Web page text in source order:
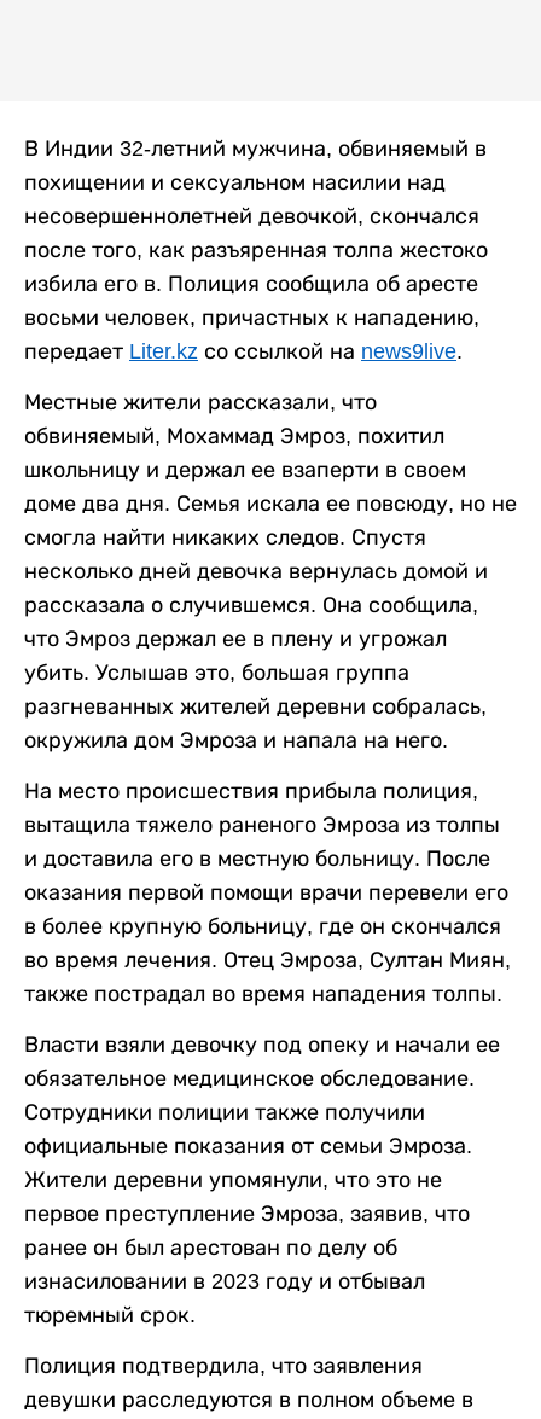
В Индии 32-летний мужчина, обвиняемый в
похищении и сексуальном насилии над
несовершеннолетней девочкой, скончался
после того, как разъяренная толпа жестоко
избила его в. Полиция сообщила об аресте
восьми человек, причастных к нападению,
передает Liter.kz со ссылкой на news9live.
Местные жители рассказали, что
обвиняемый, Мохаммад Эмроз, похитил
школьницу и держал ее взаперти в своем
доме два дня. Семья искала ее повсюду, но не
смогла найти никаких следов. Спустя
несколько дней девочка вернулась домой и
рассказала о случившемся. Она сообщила,
что Эмроз держал ее в плену и угрожал
убить. Услышав это, большая группа
разгневанных жителей деревни собралась,
окружила дом Эмроза и напала на него.
На место происшествия прибыла полиция,
вытащила тяжело раненого Эмроза из толпы
и доставила его в местную больницу. После
оказания первой помощи врачи перевели его
в более крупную больницу, где он скончался
во время лечения. Отец Эмроза, Султан Миян,
также пострадал во время нападения толпы.
Власти взяли девочку под опеку и начали ее
обязательное медицинское обследование.
Сотрудники полиции также получили
официальные показания от семьи Эмроза.
Жители деревни упомянули, что это не
первое преступление Эмроза, заявив, что
ранее он был арестован по делу об
изнасиловании в 2023 году и отбывал
тюремный срок.
Полиция подтвердила, что заявления
девушки расследуются в полном объеме в